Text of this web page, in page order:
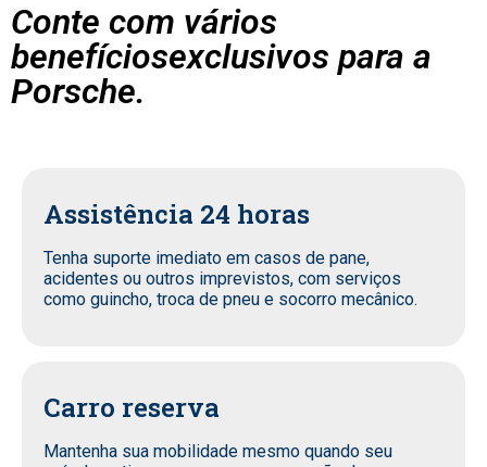
Conte com vários
benefíciosexclusivos para a
Porsche.
Assistência 24 horas
Tenha suporte imediato em casos de pane,
acidentes ou outros imprevistos, com serviços
como guincho, troca de pneu e socorro mecânico.
Carro reserva
Mantenha sua mobilidade mesmo quando seu